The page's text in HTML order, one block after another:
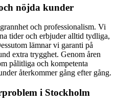
nöjda kunder
och professionalism. Vi
tider och erbjuder alltid tydliga,
lämnar vi garanti på
extra trygghet. Genom åren
pålitliga och kompetenta
återkommer gång efter gång.
i Stockholm